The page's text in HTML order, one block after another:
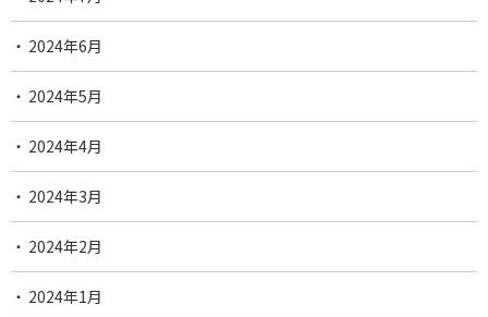
2024年6月
2024年5月
2024年4月
2024年3月
2024年2月
2024年1月